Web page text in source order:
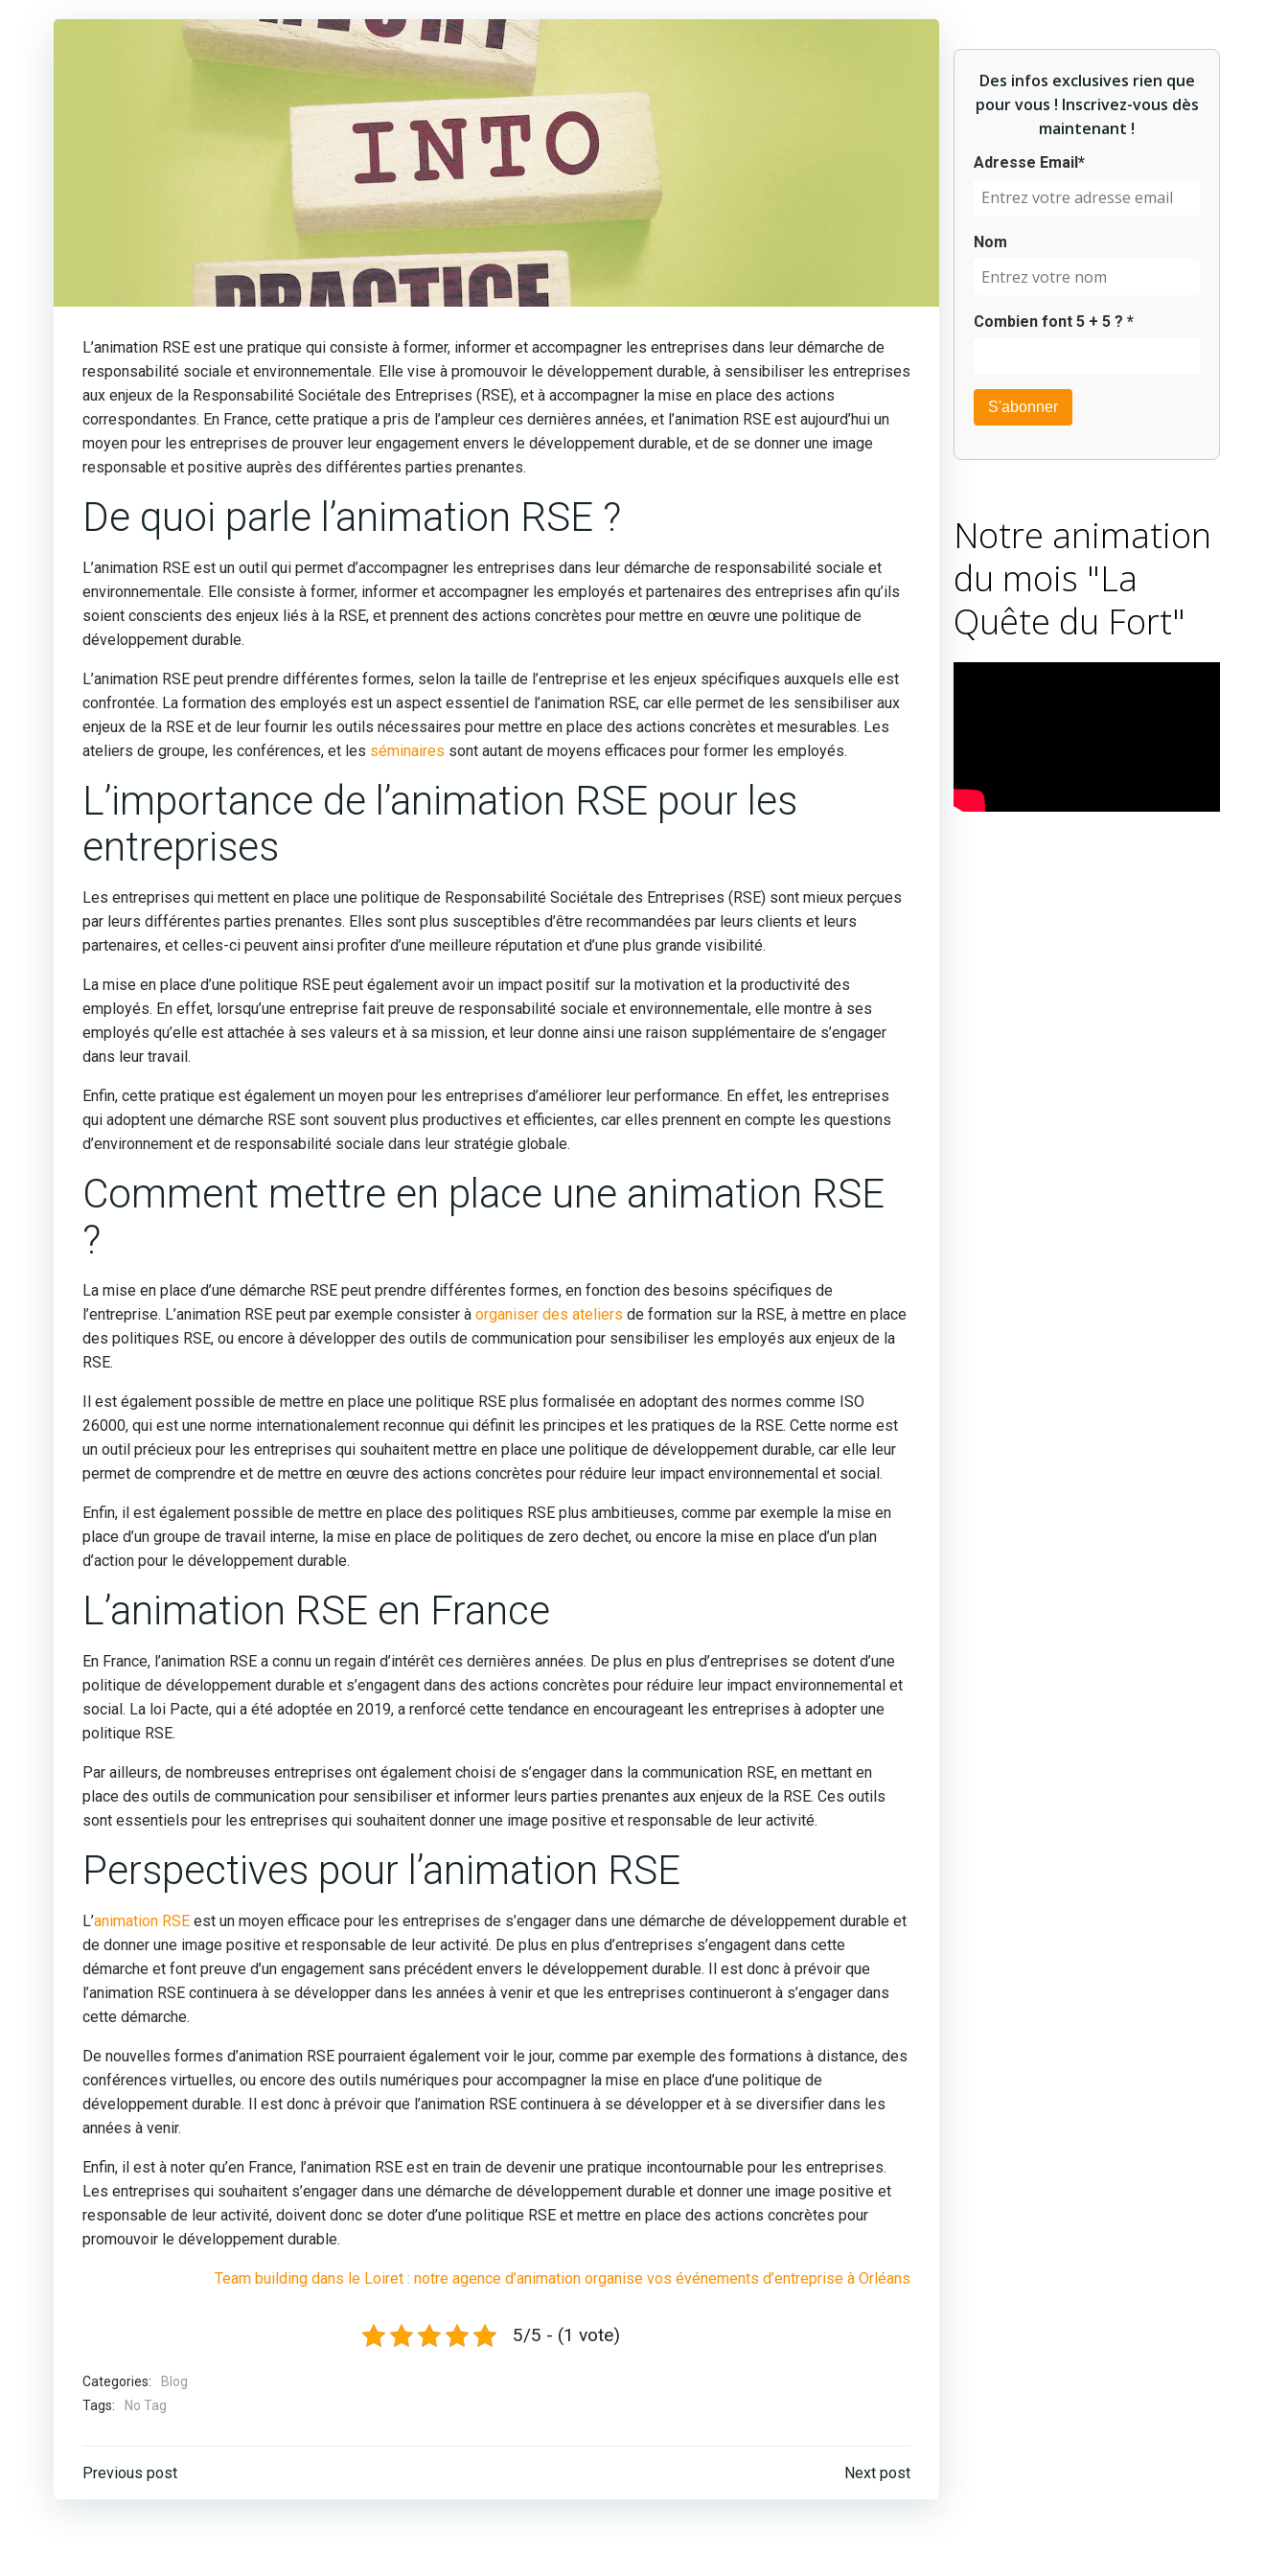
L’animation RSE est une pratique qui consiste à former, informer et accompagner les entreprises dans leur démarche de
responsabilité sociale et environnementale. Elle vise à promouvoir le développement durable, à sensibiliser les entreprises
aux enjeux de la Responsabilité Sociétale des Entreprises (RSE), et à accompagner la mise en place des actions
correspondantes. En France, cette pratique a pris de l’ampleur ces dernières années, et l’animation RSE est aujourd’hui un
moyen pour les entreprises de prouver leur engagement envers le développement durable, et de se donner une image
responsable et positive auprès des différentes parties prenantes.
De quoi parle l’animation RSE ?
L’animation RSE est un outil qui permet d’accompagner les entreprises dans leur démarche de responsabilité sociale et
environnementale. Elle consiste à former, informer et accompagner les employés et partenaires des entreprises afin qu’ils
soient conscients des enjeux liés à la RSE, et prennent des actions concrètes pour mettre en œuvre une politique de
développement durable.
L’animation RSE peut prendre différentes formes, selon la taille de l’entreprise et les enjeux spécifiques auxquels elle est
confrontée. La formation des employés est un aspect essentiel de l’animation RSE, car elle permet de les sensibiliser aux
enjeux de la RSE et de leur fournir les outils nécessaires pour mettre en place des actions concrètes et mesurables. Les
ateliers de groupe, les conférences, et les séminaires sont autant de moyens efficaces pour former les employés.
L’importance de l’animation RSE pour les
entreprises
Les entreprises qui mettent en place une politique de Responsabilité Sociétale des Entreprises (RSE) sont mieux perçues
par leurs différentes parties prenantes. Elles sont plus susceptibles d’être recommandées par leurs clients et leurs
partenaires, et celles-ci peuvent ainsi profiter d’une meilleure réputation et d’une plus grande visibilité.
La mise en place d’une politique RSE peut également avoir un impact positif sur la motivation et la productivité des
employés. En effet, lorsqu’une entreprise fait preuve de responsabilité sociale et environnementale, elle montre à ses
employés qu’elle est attachée à ses valeurs et à sa mission, et leur donne ainsi une raison supplémentaire de s’engager
dans leur travail.
Enfin, cette pratique est également un moyen pour les entreprises d’améliorer leur performance. En effet, les entreprises
qui adoptent une démarche RSE sont souvent plus productives et efficientes, car elles prennent en compte les questions
d’environnement et de responsabilité sociale dans leur stratégie globale.
Comment mettre en place une animation RSE
?
La mise en place d’une démarche RSE peut prendre différentes formes, en fonction des besoins spécifiques de
l’entreprise. L’animation RSE peut par exemple consister à organiser des ateliers de formation sur la RSE, à mettre en place
des politiques RSE, ou encore à développer des outils de communication pour sensibiliser les employés aux enjeux de la
RSE.
Il est également possible de mettre en place une politique RSE plus formalisée en adoptant des normes comme ISO
26000, qui est une norme internationalement reconnue qui définit les principes et les pratiques de la RSE. Cette norme est
un outil précieux pour les entreprises qui souhaitent mettre en place une politique de développement durable, car elle leur
permet de comprendre et de mettre en œuvre des actions concrètes pour réduire leur impact environnemental et social.
Enfin, il est également possible de mettre en place des politiques RSE plus ambitieuses, comme par exemple la mise en
place d’un groupe de travail interne, la mise en place de politiques de zero dechet, ou encore la mise en place d’un plan
d’action pour le développement durable.
L’animation RSE en France
En France, l’animation RSE a connu un regain d’intérêt ces dernières années. De plus en plus d’entreprises se dotent d’une
politique de développement durable et s’engagent dans des actions concrètes pour réduire leur impact environnemental et
social. La loi Pacte, qui a été adoptée en 2019, a renforcé cette tendance en encourageant les entreprises à adopter une
politique RSE.
Par ailleurs, de nombreuses entreprises ont également choisi de s’engager dans la communication RSE, en mettant en
place des outils de communication pour sensibiliser et informer leurs parties prenantes aux enjeux de la RSE. Ces outils
sont essentiels pour les entreprises qui souhaitent donner une image positive et responsable de leur activité.
Perspectives pour l’animation RSE
L’animation RSE est un moyen efficace pour les entreprises de s’engager dans une démarche de développement durable et
de donner une image positive et responsable de leur activité. De plus en plus d’entreprises s’engagent dans cette
démarche et font preuve d’un engagement sans précédent envers le développement durable. Il est donc à prévoir que
l’animation RSE continuera à se développer dans les années à venir et que les entreprises continueront à s’engager dans
cette démarche.
De nouvelles formes d’animation RSE pourraient également voir le jour, comme par exemple des formations à distance, des
conférences virtuelles, ou encore des outils numériques pour accompagner la mise en place d’une politique de
développement durable. Il est donc à prévoir que l’animation RSE continuera à se développer et à se diversifier dans les
années à venir.
Enfin, il est à noter qu’en France, l’animation RSE est en train de devenir une pratique incontournable pour les entreprises.
Les entreprises qui souhaitent s’engager dans une démarche de développement durable et donner une image positive et
responsable de leur activité, doivent donc se doter d’une politique RSE et mettre en place des actions concrètes pour
promouvoir le développement durable.
Team building dans le Loiret : notre agence d’animation organise vos événements d’entreprise à Orléans
5/5 - (1 vote)
Categories:
Blog
Tags:
No Tag
Post
Previous post Next post
Des infos exclusives rien que
pour vous ! Inscrivez-vous dès
maintenant !
Adresse Email*
Nom
Combien font 5 + 5 ? *
Notre animation
du mois "La
Quête du Fort"